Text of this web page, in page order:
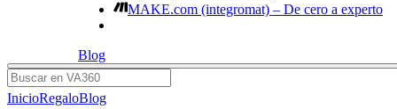
MAKE.com (integromat) – De cero a experto
Blog
Buscar
InicioRegaloBlog